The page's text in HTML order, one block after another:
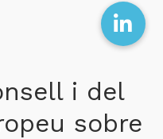
i del
sobre